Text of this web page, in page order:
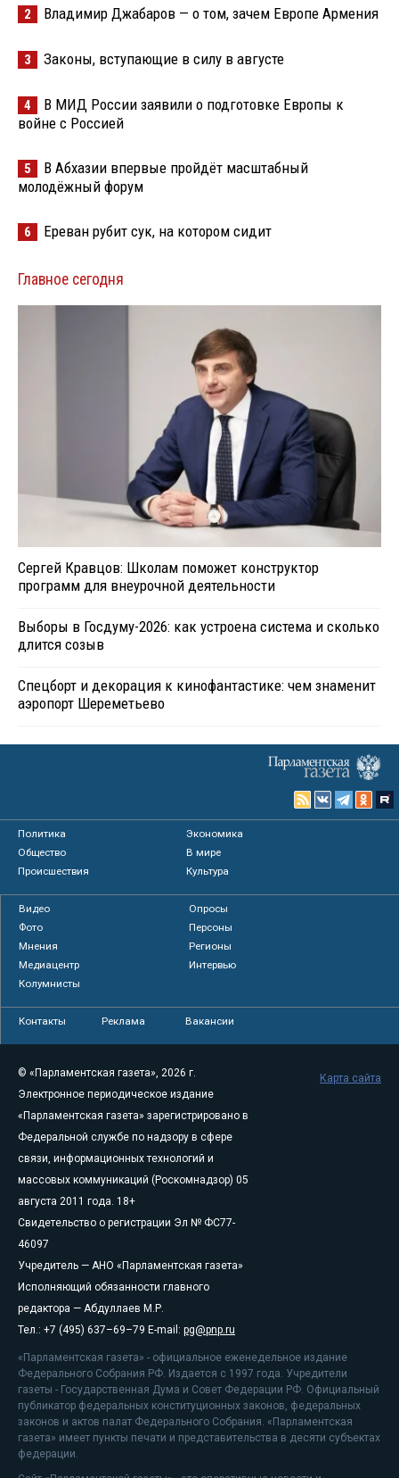
2 Владимир Джабаров — о том, зачем Европе Армения
3 Законы, вступающие в силу в августе
4
В МИД России заявили о подготовке Европы к
войне с Россией
5
В Абхазии впервые пройдёт масштабный
молодёжный форум
6 Ереван рубит сук, на котором сидит
Главное сегодня
Сергей Кравцов: Школам поможет конструктор
программ для внеурочной деятельности
Выборы в Госдуму-2026: как устроена система и сколько
длится созыв
Спецборт и декорация к кинофантастике: чем знаменит
аэропорт Шереметьево
Политика
Экономика
Общество
В мире
Происшествия
Культура
Видео
Опросы
Фото
Персоны
Мнения
Регионы
Медиацентр
Интервью
Колумнисты
Контакты Реклама Вакансии
© «Парламентская газета», 2026 г.
Электронное периодическое издание
«Парламентская газета» зарегистрировано в
Федеральной службе по надзору в сфере
связи, информационных технологий и
массовых коммуникаций (Роскомнадзор) 05
августа 2011 года. 18+
Свидетельство о регистрации Эл № ФС77-
46097
Учредитель — АНО «Парламентская газета»
Исполняющий обязанности главного
редактора — Абдуллаев М.Р.
Тел.: +7 (495) 637–69–79 E-mail: pg@pnp.ru
«Парламентская газета» - официальное еженедельное издание
Федерального Собрания РФ. Издается с 1997 года. Учредители
газеты - Государственная Дума и Совет Федерации РФ. Официальный
публикатор федеральных конституционных законов, федеральных
законов и актов палат Федерального Собрания. «Парламентская
газета» имеет пункты печати и представительства в десяти субъектах
федерации.
Карта сайта